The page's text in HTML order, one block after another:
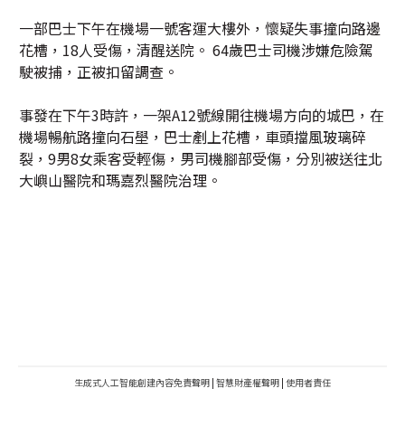
一部巴士下午在機場一號客運大樓外，懷疑失事撞向路邊
花槽，18人受傷，清醒送院。 64歲巴士司機涉嫌危險駕
駛被捕，正被扣留調查。
事發在下午3時許，一架A12號線開往機場方向的城巴，在
機場暢航路撞向石壆，巴士剷上花槽，車頭擋風玻璃碎
裂，9男8女乘客受輕傷，男司機腳部受傷，分別被送往北
大嶼山醫院和瑪嘉烈醫院治理。
生成式人工智能創建內容免責聲明 | 智慧財產權聲明 | 使用者責任